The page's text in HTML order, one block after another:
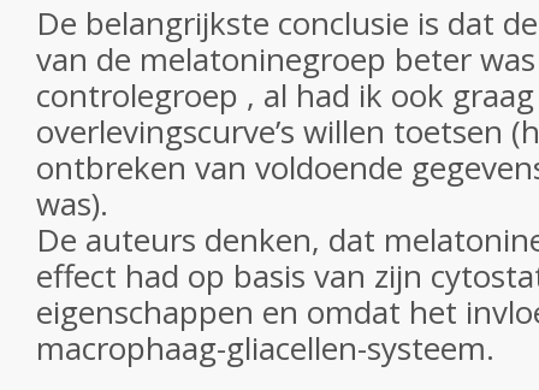
De belangrijkste conclusie is dat
van de melatoninegroep beter
controlegroep , al had ik ook
overlevingscurve’s willen toetsen
ontbreken van voldoende
was).
De auteurs denken, dat
effect had op basis van zijn
eigenschappen en omdat het
macrophaag-gliacellen-systeem.